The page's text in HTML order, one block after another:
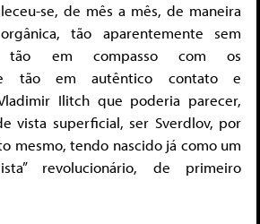
se, de mês a mês, de maneira
tão aparentemente sem
tão em compasso com os
e tão em autêntico contato e
Ilitch que poderia parecer,
vista superficial, ser Sverdlov, por
mesmo, tendo nascido já como um
revolucionário, de primeiro